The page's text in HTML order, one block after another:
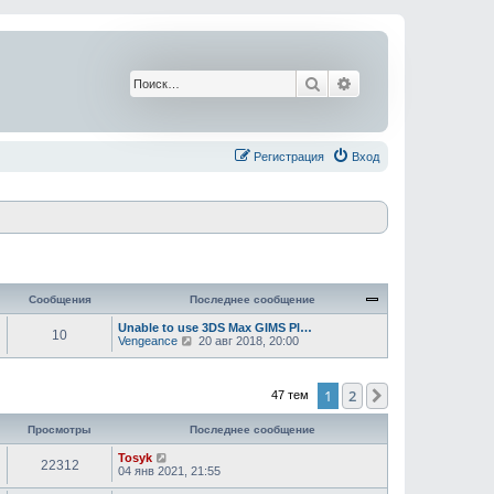
Поиск
Вход
Регистрация
Сообщения Последнее сообщение
10
Unable to use 3DS Max GIMS Pl…
Vengeance
П
к
п
с
л
20 авг 2018, 20:00
47 тем 1 2
Просмотры Последнее сообщение
22312
Tosyk
04 янв 2021, 21:55